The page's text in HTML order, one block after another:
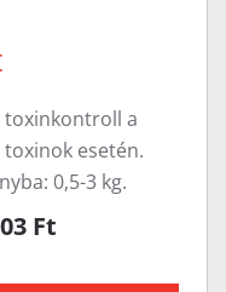
toxinkontroll a
esetén.
0,5-3 kg.
Ft